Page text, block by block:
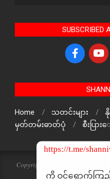
SUBSCRIBED
Home သတင်းများ
မှတ်တမ်းဓာတ်ပုံ
စီးပြား
Copyright © 2024 The Voice Of
သတင်းဌာန၏
https://t.me/
ကို ဝင်ရောက်က